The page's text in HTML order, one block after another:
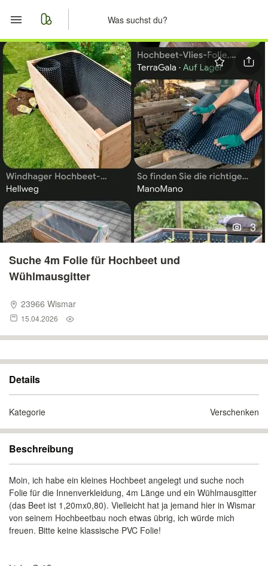
Start
Merkliste
Nachrichten
Anzeige aufgeben
3
Suche 4m Folie für Hochbeet und
Wühlmausgitter
23966 Wismar
15.04.2026
Details
Kategorie Verschenken
Beschreibung
Moin, ich habe ein kleines Hochbeet angelegt und suche noch
Folie für die Innenverkleidung, 4m Länge und ein Wühlmausgitter
(das Beet ist 1,20mx0,80). Vielleicht hat ja jemand hier in Wismar
von seinem Hochbeetbau noch etwas übrig, ich würde mich
freuen. Bitte keine klassische PVC Folie!